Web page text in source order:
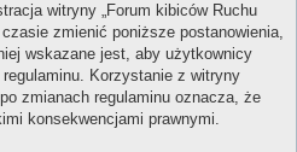
witryny „Forum kibiców Ruchu
zmienić poniższe postanowienia,
wskazane jest, aby użytkownicy
Korzystanie z witryny
zmianach regulaminu oznacza, że
konsekwencjami prawnymi.